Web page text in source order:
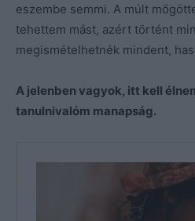
eszembe semmi. A múlt
tehettem mást, azért történt
megismételhetnék mindent,
A jelenben vagyok, itt kell
tanulnivalóm manapság.